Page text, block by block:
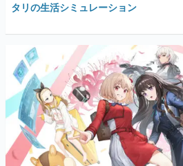
タリの生活シミュレーション